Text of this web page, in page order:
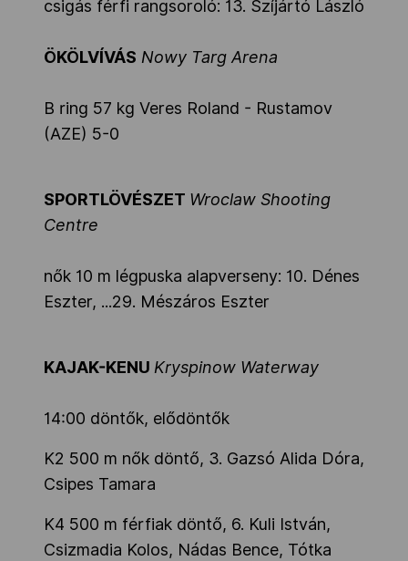
csigás férfi rangsoroló: 13. Szíjártó László
ÖKÖLVÍVÁS Nowy Targ Arena
B ring 57 kg Veres Roland - Rustamov
(AZE) 5-0
SPORTLÖVÉSZET Wroclaw Shooting
Centre
nők 10 m légpuska alapverseny: 10. Dénes
Eszter, ...29. Mészáros Eszter
KAJAK-KENU Kryspinow Waterway
14:00 döntők, elődöntők
K2 500 m nők döntő, 3. Gazsó Alida Dóra,
Csipes Tamara
K4 500 m férfiak döntő, 6. Kuli István,
Csizmadia Kolos, Nádas Bence, Tótka